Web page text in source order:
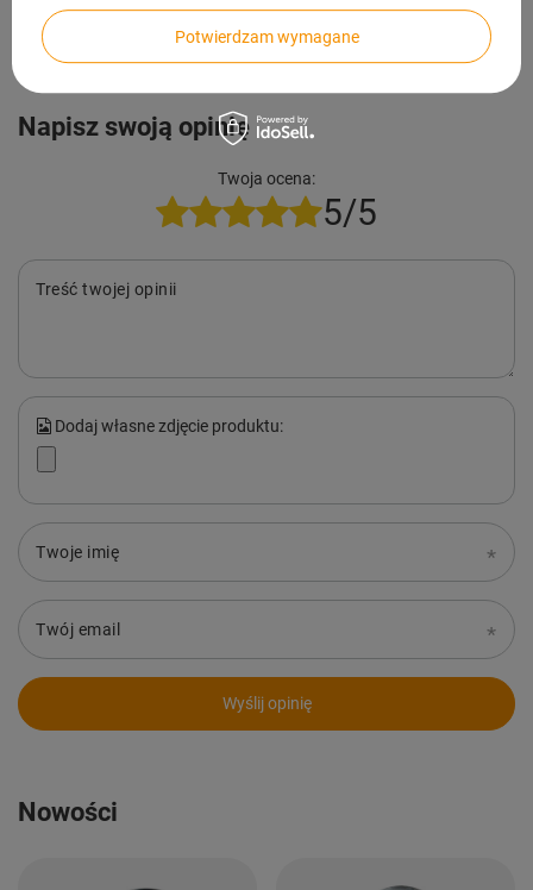
najciekawsze pytania i odpowiedzi publikując
dla innych.
Zadaj pytanie
Napisz swoją opinię
Twoja ocena:
5/5
Treść twojej opinii
Dodaj własne zdjęcie produktu:
Twoje imię
Twój email
Wyślij opinię
Nowości
Potwierdzam wymagane